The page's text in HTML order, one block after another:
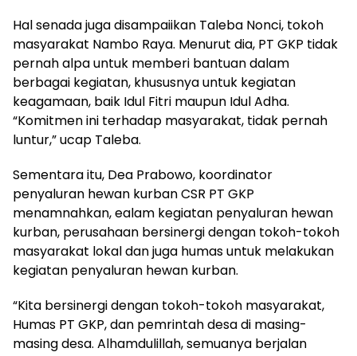
Hal senada juga disampaiikan Taleba Nonci, tokoh
masyarakat Nambo Raya. Menurut dia, PT GKP tidak
pernah alpa untuk memberi bantuan dalam
berbagai kegiatan, khususnya untuk kegiatan
keagamaan, baik Idul Fitri maupun Idul Adha.
“Komitmen ini terhadap masyarakat, tidak pernah
luntur,” ucap Taleba.
Sementara itu, Dea Prabowo, koordinator
penyaluran hewan kurban CSR PT GKP
menamnahkan, ealam kegiatan penyaluran hewan
kurban, perusahaan bersinergi dengan tokoh-tokoh
masyarakat lokal dan juga humas untuk melakukan
kegiatan penyaluran hewan kurban.
“Kita bersinergi dengan tokoh-tokoh masyarakat,
Humas PT GKP, dan pemrintah desa di masing-
masing desa. Alhamdulillah, semuanya berjalan